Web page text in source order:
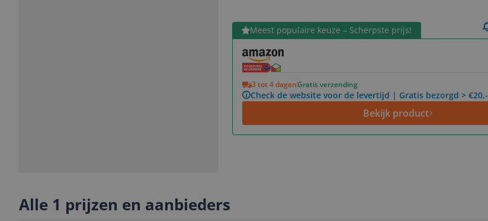
Er zijn geen artikelen gevonden.
Meest populaire keuze – Scherpste prijs!
3 tot 4 dagenGratis verzending
Check de website voor de levertijd | Gratis bezorgd > €20,-
Bekijk product
Bekijk product
Alle 1 prijzen en aanbieders